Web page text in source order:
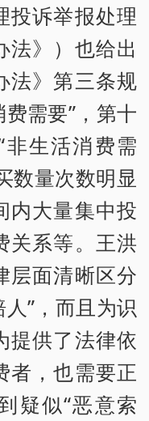
投诉举报处理
法》）也给出
法》第三条规
费需要”，第十
生活消费需
数量次数明显
内大量集中投
关系等。王洪
层面清晰区分
人”，而且为识
提供了法律依
者，也需要正
疑似“恶意索